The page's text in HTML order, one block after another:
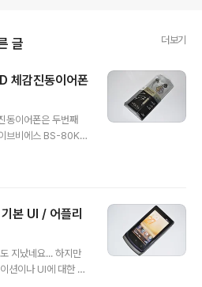
글 더보기
체감진동이어폰
동이어폰은 두번째
브비에스 BS-80K1i
겠습니다. BS-80K
이 보이도록 되어 있
수 있고, 4D/HD 음
화 되어 있다는 것을
롤러가 탑재되어 있
본 UI / 어플리
지났네요... 하지만
션이나 UI에 대한 리